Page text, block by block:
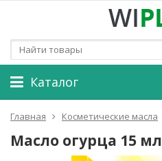
Каталог
Главная Косметические масла
Масло огурца 15 мл